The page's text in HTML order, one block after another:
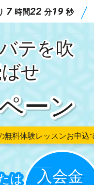
テを吹
せ
7 時間22 分18 秒